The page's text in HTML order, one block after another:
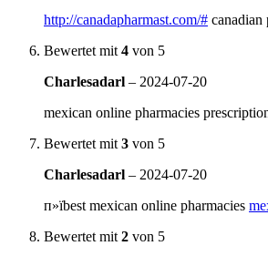
http://canadapharmast.com/# canadian
Bewertet mit 4 von 5
Charlesadarl – 2024-07-20
mexican online pharmacies
Bewertet mit 3 von 5
Charlesadarl – 2024-07-20
п»їbest mexican online pharmacies
Bewertet mit 2 von 5